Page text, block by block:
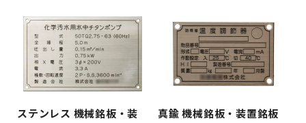
ステンレス 機械銘板・装
真鍮 機械銘板・装置銘板